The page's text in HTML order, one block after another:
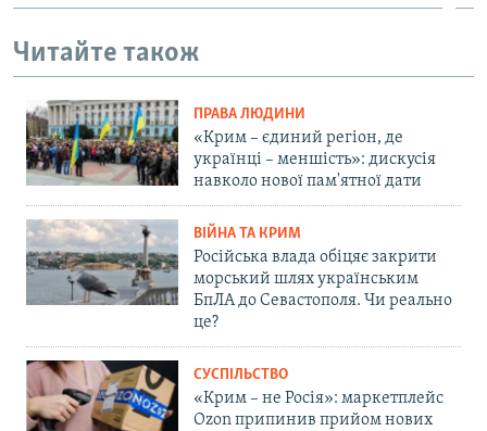
Читайте також
ПРАВА ЛЮДИНИ
«Крим – єдиний регіон, де
українці – меншість»: дискусія
навколо нової пам'ятної дати
ВІЙНА ТА КРИМ
Російська влада обіцяє закрити
морський шлях українським
БпЛА до Севастополя. Чи реально
це?
СУСПІЛЬСТВО
«Крим – не Росія»: маркетплейс
Ozon припинив прийом нових